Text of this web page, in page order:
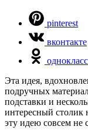
pinterest
вконтакте
Эта идея,
подручных
подставки и
интересный
эту идею совсем не